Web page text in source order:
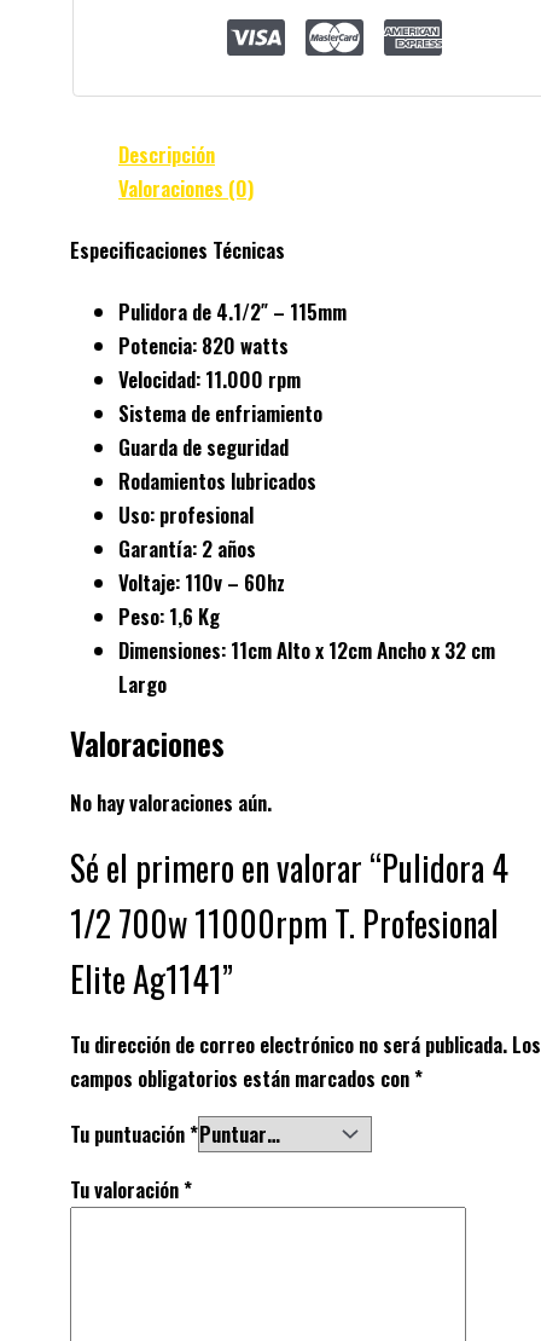
Descripción
Valoraciones (0)
Especificaciones Técnicas
Pulidora de 4.1/2″ – 115mm
Potencia: 820 watts
Velocidad: 11.000 rpm
Sistema de enfriamiento
Guarda de seguridad
Rodamientos lubricados
Uso: profesional
Garantía: 2 años
Voltaje: 110v – 60hz
Peso: 1,6 Kg
Dimensiones: 11cm Alto x 12cm Ancho x 32 cm
Largo
Valoraciones
No hay valoraciones aún.
Sé el primero en valorar “Pulidora 4
1/2 700w 11000rpm T. Profesional
Elite Ag1141”
Tu dirección de correo electrónico no será publicada. Los
campos obligatorios están marcados con*
Tu puntuación*
Tu valoración*